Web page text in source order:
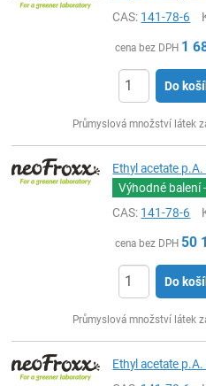
CAS: 141-78-6
cena bez DPH 1
Do
Průmyslová množství látek
Ethyl acetate
Výhodné balení
CAS: 141-78-6
cena bez DPH 50
Do
Průmyslová množství látek
Ethyl acetate